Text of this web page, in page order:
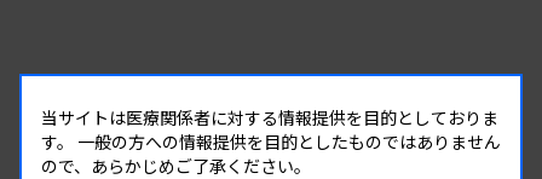
当サイトは医療関係者に対する情報提供を目的としておりま
す。 一般の方への情報提供を目的としたものではありません
ので、あらかじめご了承ください。